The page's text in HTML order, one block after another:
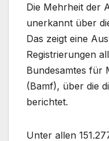
Die Mehrheit der
unerkannt über
Das zeigt eine
Registrierungen
Bundesamtes für
(Bamf), über die
berichtet.
Unter allen